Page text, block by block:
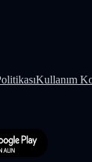
Kullanım